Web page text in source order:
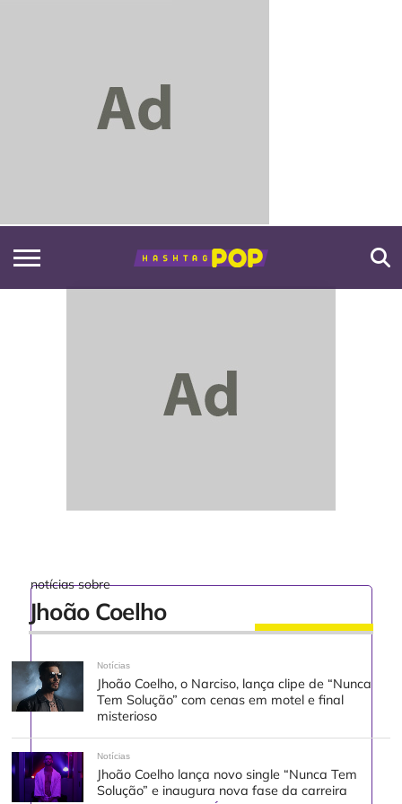
notícias sobre
Jhoão Coelho
Notícias
Jhoão Coelho, o Narciso, lança clipe de “Nunca
Tem Solução” com cenas em motel e final
misterioso
Notícias
Jhoão Coelho lança novo single “Nunca Tem
Solução” e inaugura nova fase da carreira